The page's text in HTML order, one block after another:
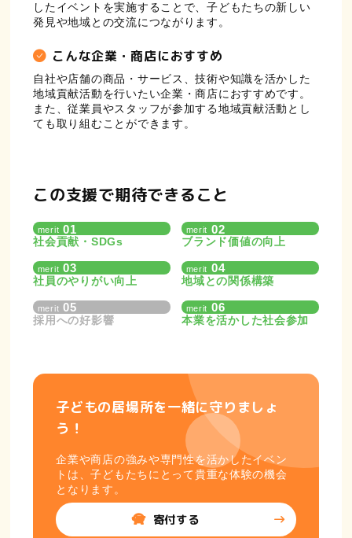
したイベントを実施することで、子どもたちの新しい
発見や地域との交流につながります。
こんな企業・商店におすすめ
自社や店舗の商品・サービス、技術や知識を活かした
地域貢献活動を行いたい企業・商店におすすめです。
また、従業員やスタッフが参加する地域貢献活動とし
ても取り組むことができます。
この支援で期待できること
社会貢献・SDGs ブランド価値の向上
社員のやりがい向上 地域との関係構築
採用への好影響 本業を活かした社会参加
子どもの居場所を一緒に守りましょ
う！
企業や商店の強みや専門性を活かしたイベン
トは、子どもたちにとって貴重な体験の機会
となります。
寄付する